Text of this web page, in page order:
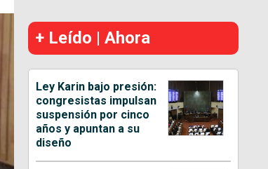
+ Leído | Ahora
Ley Karin bajo presión:
congresistas impulsan
suspensión por cinco
años y apuntan a su
diseño